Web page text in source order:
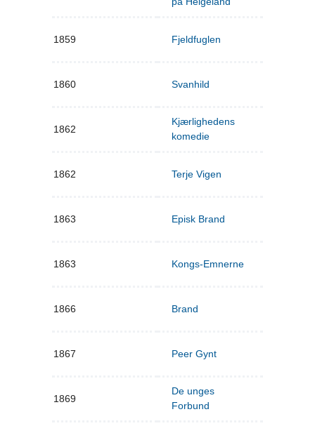
1859 Fjeldfuglen
1860 Svanhild
1862
Kjærlighedens
komedie
1862 Terje Vigen
1863 Episk Brand
1863 Kongs-Emnerne
1866 Brand
1867 Peer Gynt
1869
De unges
Forbund